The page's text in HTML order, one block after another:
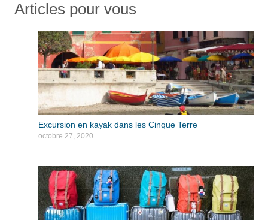
Articles pour vous
Excursion en kayak dans les Cinque Terre
octobre 27, 2020